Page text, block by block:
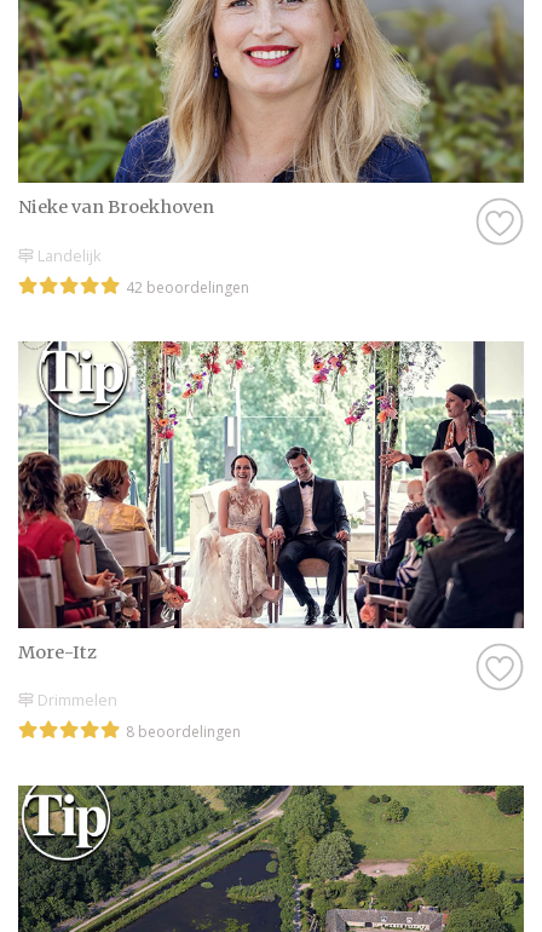
Nieke van Broekhoven
Landelijk
42 beoordelingen
More-Itz
Drimmelen
8 beoordelingen